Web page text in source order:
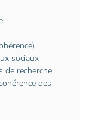
sociaux
de recherche,
des